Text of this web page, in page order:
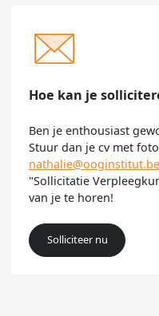
Hoe kan je
Ben je enthousiast
Stuur dan je cv met
nathalie@ooginstitut.be
"Sollicitatie
van je te horen!
Solliciteer nu